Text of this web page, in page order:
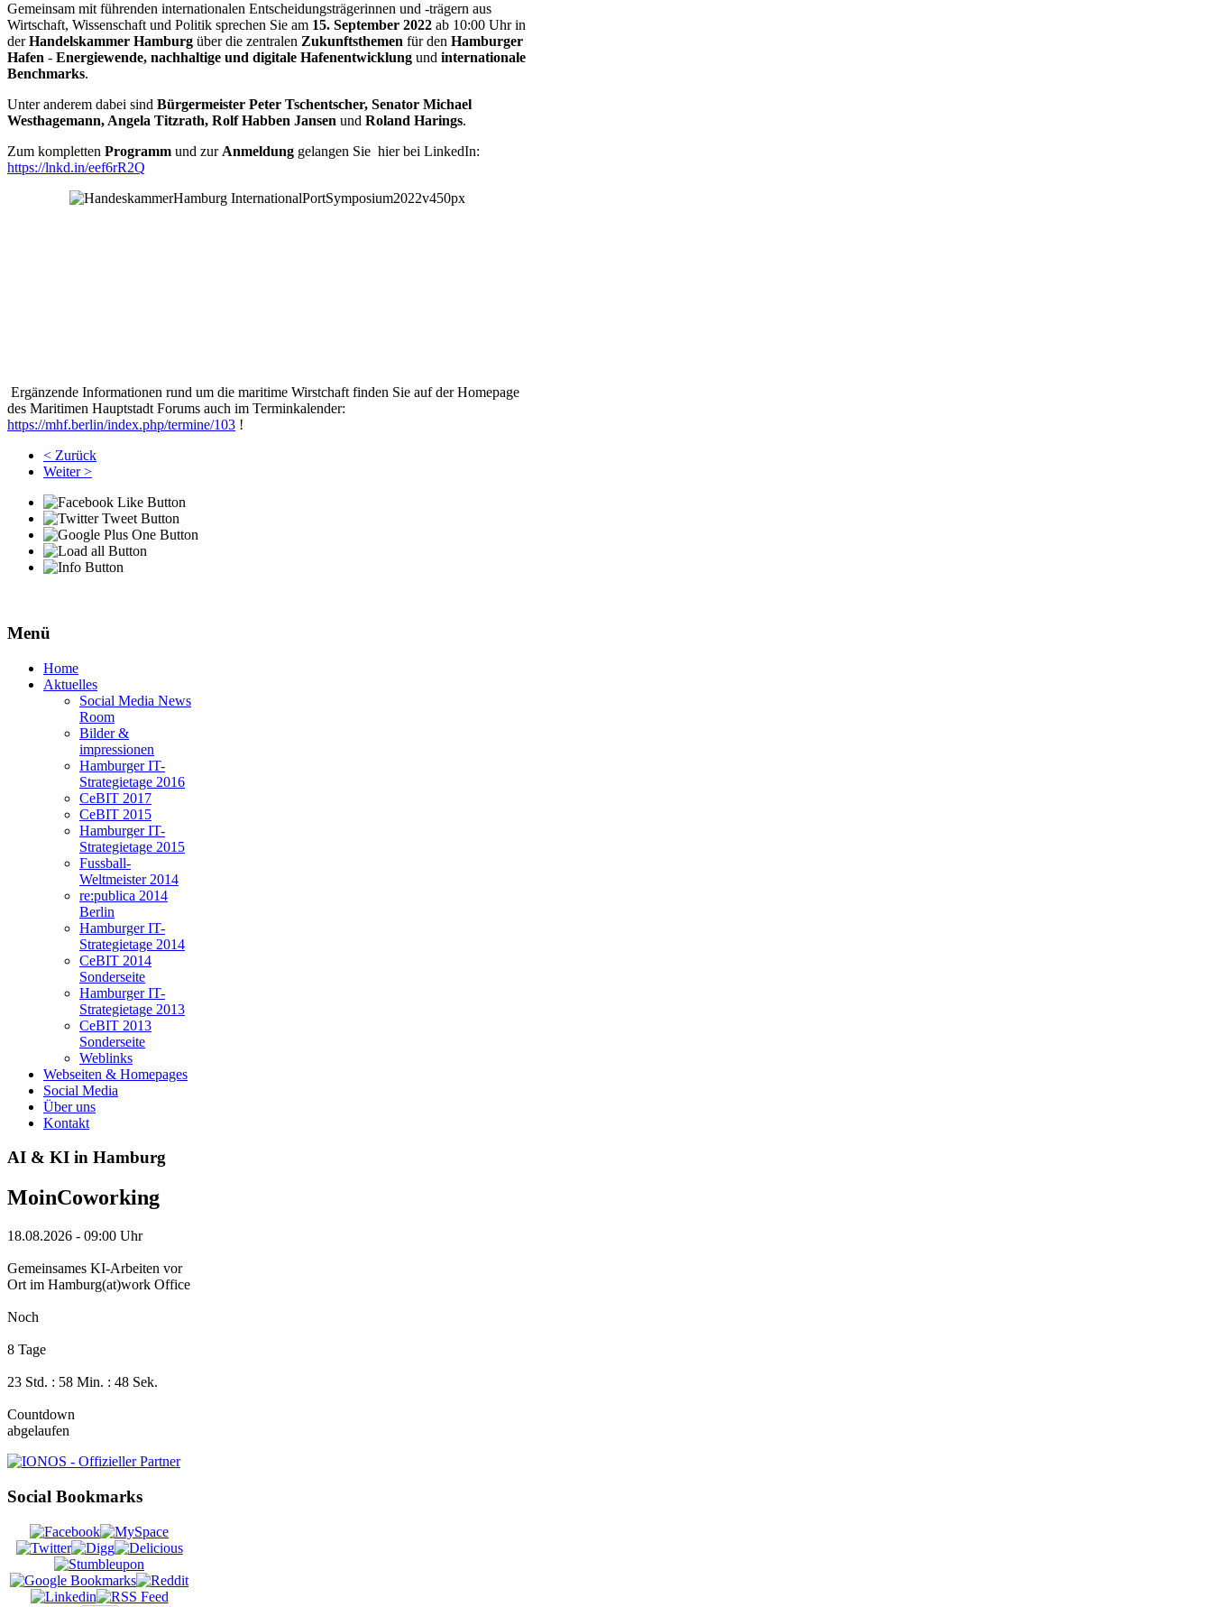
Gemeinsam mit führenden internationalen Entscheidungsträgerinnen und -trägern aus
Wirtschaft, Wissenschaft und Politik sprechen Sie am 15. September 2022 ab 10:00 Uhr in
derHandelskammer Hamburg über die zentralen Zukunftsthemen für den Hamburger
Hafen - Energiewende, nachhaltige und digitale Hafenentwicklung und internationale
Benchmarks.
Unter anderem dabei sind Bürgermeister Peter Tschentscher, Senator Michael
Westhagemann, Angela Titzrath, Rolf Habben Jansen und Roland Harings.
Zum kompletten Programm und zur Anmeldung gelangen Sie hier bei LinkedIn:
https://lnkd.in/eef6rR2Q
Ergänzende Informationen rund um die maritime Wirstchaft finden Sie auf der Homepage
des Maritimen Hauptstadt Forums auch im Terminkalender:
https://mhf.berlin/index.php/termine/103 !
< Zurück
Weiter >
Menü
Home
Aktuelles
Social Media News
Room
Bilder &
impressionen
Hamburger IT-
Strategietage 2016
CeBIT 2017
CeBIT 2015
Hamburger IT-
Strategietage 2015
Fussball-
Weltmeister 2014
re:publica 2014
Berlin
Hamburger IT-
Strategietage 2014
CeBIT 2014
Sonderseite
Hamburger IT-
Strategietage 2013
CeBIT 2013
Sonderseite
Weblinks
Webseiten & Homepages
Social Media
Über uns
Kontakt
AI & KI in Hamburg
MoinCoworking
18.08.2026 - 09:00 Uhr
Gemeinsames KI-Arbeiten vor
Ort im Hamburg(at)work Office
Noch
8 Tage
23 Std. : 58 Min. : 47 Sek.
Countdown
abgelaufen
Social Bookmarks